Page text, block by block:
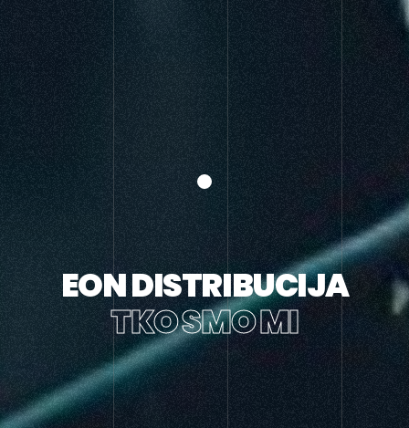
EON DISTRIBUCIJA
TKO SMO MI